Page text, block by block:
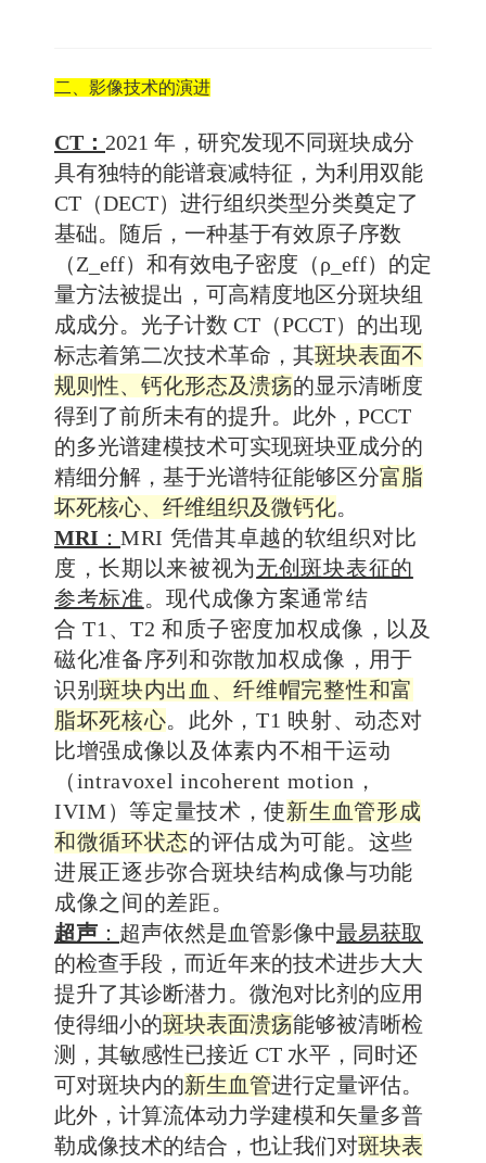
二、影像技术的演进
CT： 2021 年，研究发现不同斑块成分
具有独特的能谱衰减特征，为利用双能
CT（DECT）进行组织类型分类奠定了
基础。随后，一种基于有效原子序数
（Z_eff）和有效电子密度（ρ_eff）的定
量方法被提出，可高精度地区分斑块组
成成分。光子计数 CT（PCCT）的出现
标志着第二次技术革命，其斑块表面不
规则性、钙化形态及溃疡的显示清晰度
得到了前所未有的提升。此外，PCCT
的多光谱建模技术可实现斑块亚成分的
精细分解，基于光谱特征能够区分富脂
坏死核心、纤维组织及微钙化。
MRI ： MRI 凭借其卓越的软组织对比
度，长期以来被视为无创斑块表征的
参考标准。现代成像方案通常结
合 T1 、T2和质子密度加权成像，以及
磁化准备序列和弥散加权成像，用于
识别斑块内出血、纤维帽完整性和富
脂坏死核心。此外，T1 映射、动态对
比增强成像以及 体素内不相干运动
（intravoxel incoherent motion ，
IVIM ）等定量技术，使新生血管形成
和微循环状态的评估成为可能。这些
进展正逐步弥合斑块结构成像与功能
成像之间的差距。
超声 ： 超声依然是血管影像中最易获取
的检查手段，而近年来的技术进步大大
提升了其诊断潜力。微泡对比剂的应用
使得细小的斑块表面溃疡能够被清晰检
测，其敏感性已接近 CT 水平，同时还
可对斑块内的新生血管进行定量评估。
此外，计算流体动力学建模和矢量多普
勒成像技术的结合，也让我们对斑块表